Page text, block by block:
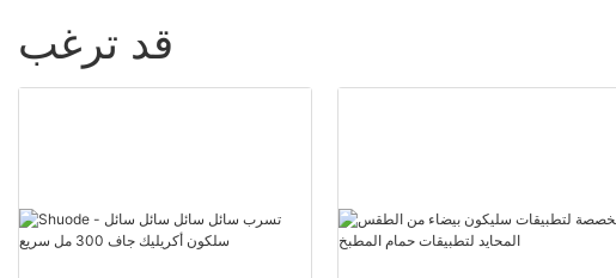
قد ترغب